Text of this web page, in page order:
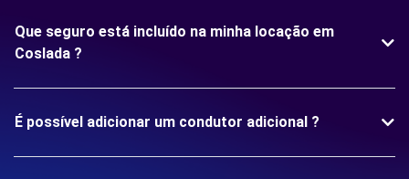
Que seguro está incluído na minha locação em
Coslada ?
É possível adicionar um condutor adicional ?